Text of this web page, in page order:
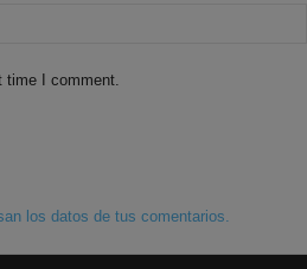
time I comment.
los datos de tus comentarios.